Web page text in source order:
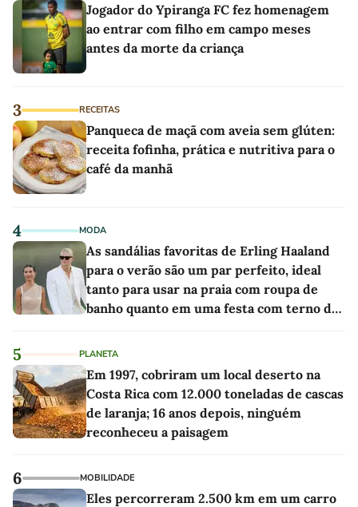
Jogador do Ypiranga FC fez homenagem
ao entrar com filho em campo meses
antes da morte da criança
3 RECEITAS
Panqueca de maçã com aveia sem glúten:
receita fofinha, prática e nutritiva para o
café da manhã
4 MODA
As sandálias favoritas de Erling Haaland
para o verão são um par perfeito, ideal
tanto para usar na praia com roupa de
banho quanto em uma festa com terno de
5 PLANETA
Em 1997, cobriram um local deserto na
Costa Rica com 12.000 toneladas de cascas
de laranja; 16 anos depois, ninguém
reconheceu a paisagem
6 MOBILIDADE
Eles percorreram 2.500 km em um carro